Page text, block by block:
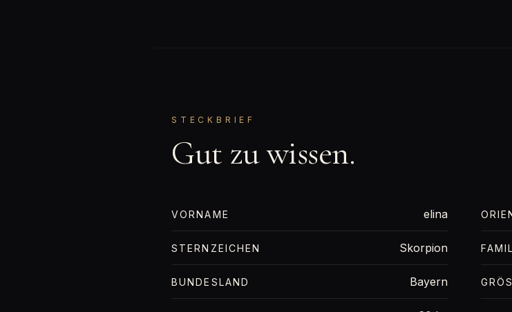
STECKBRIEF
Gut zu wissen.
VORNAME elina
STERNZEICHEN Skorpion
BUNDESLAND Bayern